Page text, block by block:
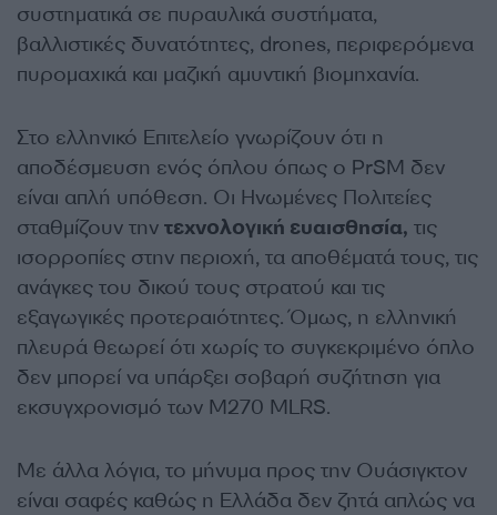
συστηματικά σε πυραυλικά συστήματα,
βαλλιστικές δυνατότητες, drones, περιφερόμενα
πυρομαχικά και μαζική αμυντική βιομηχανία.
Στο ελληνικό Επιτελείο γνωρίζουν ότι η
αποδέσμευση ενός όπλου όπως ο PrSM δεν
είναι απλή υπόθεση. Οι Ηνωμένες Πολιτείες
σταθμίζουν την τεχνολογική ευαισθησία, τις
ισορροπίες στην περιοχή, τα αποθέματά τους, τις
ανάγκες του δικού τους στρατού και τις
εξαγωγικές προτεραιότητες. Όμως, η ελληνική
πλευρά θεωρεί ότι χωρίς το συγκεκριμένο όπλο
δεν μπορεί να υπάρξει σοβαρή συζήτηση για
εκσυγχρονισμό των M270 MLRS.
Με άλλα λόγια, το μήνυμα προς την Ουάσιγκτον
είναι σαφές καθώς η Ελλάδα δεν ζητά απλώς να